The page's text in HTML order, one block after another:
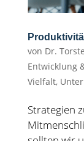
von Dr.
Entwicklung
Vielfalt,
Strategien